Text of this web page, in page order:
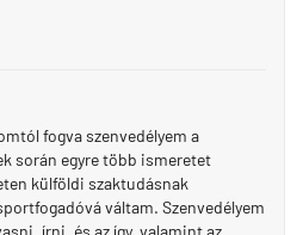
fogva szenvedélyem a
során egyre több ismeretet
külföldi szaktudásnak
váltam. Szenvedélyem